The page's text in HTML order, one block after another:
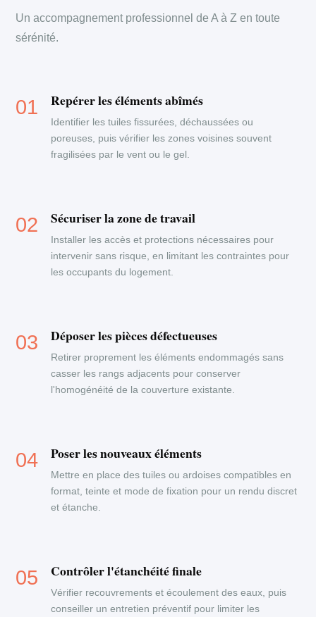
Un accompagnement professionnel de A à Z en toute
sérénité.
Repérer les éléments abîmés
Identifier les tuiles fissurées, déchaussées ou
poreuses, puis vérifier les zones voisines souvent
fragilisées par le vent ou le gel.
Sécuriser la zone de travail
Installer les accès et protections nécessaires pour
intervenir sans risque, en limitant les contraintes pour
les occupants du logement.
Déposer les pièces défectueuses
Retirer proprement les éléments endommagés sans
casser les rangs adjacents pour conserver
l'homogénéité de la couverture existante.
Poser les nouveaux éléments
Mettre en place des tuiles ou ardoises compatibles en
format, teinte et mode de fixation pour un rendu discret
et étanche.
Contrôler l'étanchéité finale
Vérifier recouvrements et écoulement des eaux, puis
conseiller un entretien préventif pour limiter les